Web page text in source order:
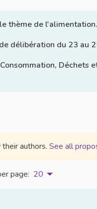
thème de l'alimentation.
délibération du 23 au
Déchets
authors. See all
page: 20